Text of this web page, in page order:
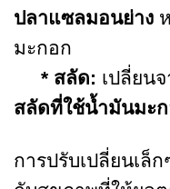
ปลาแซลมอนย่าง
มะกอก
* สลัด: เปลี่ยน
สลัดที่ใช้น้ำมันมะ
การปรับเปลี่ยนเล็